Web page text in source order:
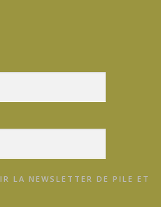
LA NEWSLETTER DE PILE ET